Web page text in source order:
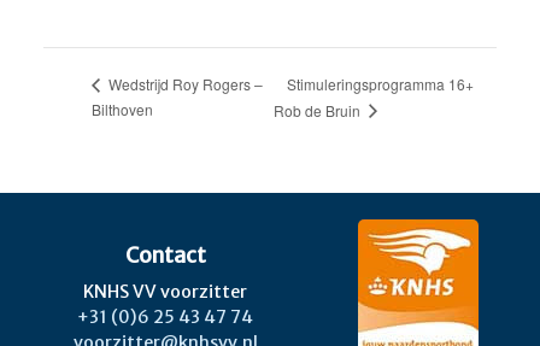
Wedstrijd Roy Rogers –
Bilthoven
Stimuleringsprogramma 16+
Rob de Bruin
Contact
KNHS VV voorzitter
+31 (0)6 25 43 47 74